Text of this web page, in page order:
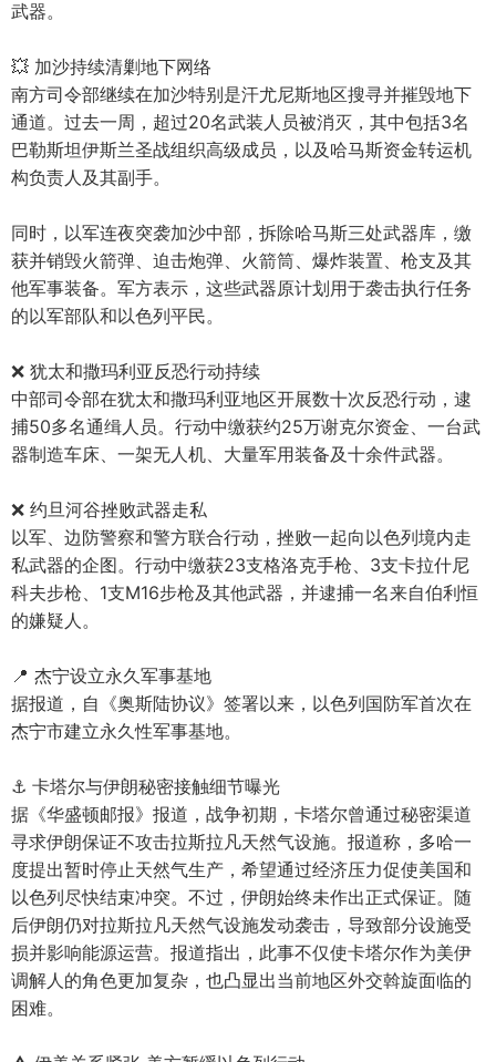
武器。
💥 加沙持续清剿地下网络
南方司令部继续在加沙特别是汗尤尼斯地区搜寻并摧毁地下
通道。过去一周，超过20名武装人员被消灭，其中包括3名
巴勒斯坦伊斯兰圣战组织高级成员，以及哈马斯资金转运机
构负责人及其副手。
同时，以军连夜突袭加沙中部，拆除哈马斯三处武器库，缴
获并销毁火箭弹、迫击炮弹、火箭筒、爆炸装置、枪支及其
他军事装备。军方表示，这些武器原计划用于袭击执行任务
的以军部队和以色列平民。
❌ 犹太和撒玛利亚反恐行动持续
中部司令部在犹太和撒玛利亚地区开展数十次反恐行动，逮
捕50多名通缉人员。行动中缴获约25万谢克尔资金、一台武
器制造车床、一架无人机、大量军用装备及十余件武器。
❌ 约旦河谷挫败武器走私
以军、边防警察和警方联合行动，挫败一起向以色列境内走
私武器的企图。行动中缴获23支格洛克手枪、3支卡拉什尼
科夫步枪、1支M16步枪及其他武器，并逮捕一名来自伯利恒
的嫌疑人。
📍 杰宁设立永久军事基地
据报道，自《奥斯陆协议》签署以来，以色列国防军首次在
杰宁市建立永久性军事基地。
⚓ 卡塔尔与伊朗秘密接触细节曝光
据《华盛顿邮报》报道，战争初期，卡塔尔曾通过秘密渠道
寻求伊朗保证不攻击拉斯拉凡天然气设施。报道称，多哈一
度提出暂时停止天然气生产，希望通过经济压力促使美国和
以色列尽快结束冲突。不过，伊朗始终未作出正式保证。随
后伊朗仍对拉斯拉凡天然气设施发动袭击，导致部分设施受
损并影响能源运营。报道指出，此事不仅使卡塔尔作为美伊
调解人的角色更加复杂，也凸显出当前地区外交斡旋面临的
困难。